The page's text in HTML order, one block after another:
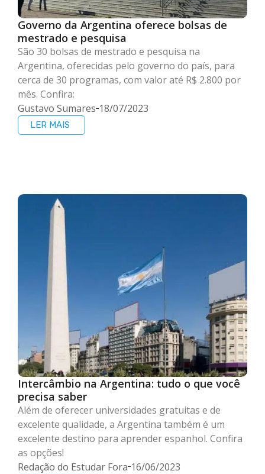
Governo da Argentina oferece bolsas de
mestrado e pesquisa
São 30 bolsas de mestrado e pesquisa na
Argentina, oferecidas pelo governo do país, para
cerca de 30 programas, com valor até R$ 2.800 por
mês. Confira:
Gustavo Sumares 18/07/2023
LER MAIS
Intercâmbio na Argentina: tudo o que você
precisa saber
Além de oferecer universidades gratuitas e de
excelente qualidade, a Argentina também é um
excelente destino para aprender espanhol. Confira
as opções!
Redação do Estudar Fora 16/06/2023